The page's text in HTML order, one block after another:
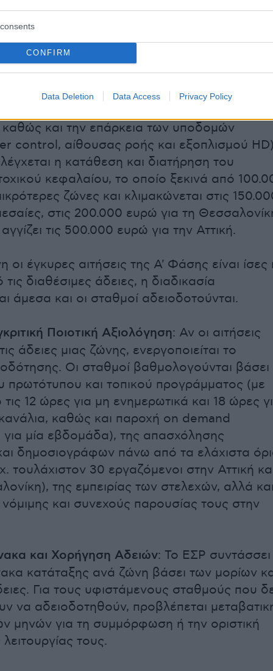
CONFIRM
Data Deletion Data Access Privacy Policy
του καναλιού στο τηλεκοντρόλ.
Προϋποθέσεων (Κριτήρια "On/Off"):Οι
ως προς τη νομική μορφή των
Επιχειρήσεις), την πλήρη διαφάνεια της
μετοχών μέχρι φυσικού
καθώς και την επάρκεια των υποδομών
control, αίθουσας ροής και εξοπλισμού
η κατάθεση και διατήρηση του
κεφαλαίου, το οποίο ξεκινά από
ζώνες και κλιμακώνεται στις
στις 200.000 ευρώ για τη
τις 500.000 ευρώ για την Αττική.
οι έγκυρες αιτήσεις της Α' Φάσης είναι ίσες
διαθέσιμες άδειες, η διαδικασία
άμεσα και οι σταθμοί αδειοδοτούνται.
Ποιοτική Αξιολόγηση: Αν οι αιτήσεις
άδειες μιας ζώνης, ενεργοποιείται το
Οι σταθμοί βαθμολογούνται βάσει
πρωτότυπου και τοπικού προγράμματος (με
τις 12 ώρες για μη ενημερωτικά και 18 ώρες
καθώς και παροχή on demand
για μία εβδομάδα), της απασχόλησης
δημοσιογράφων πάνω από τα ελάχιστα
τουλάχιστον 30 εργαζόμενοι στην Αττική
της εμπειρίας των στελεχών, αλλά και
και συνεχούς παρουσίας τους στην
και Χορήγηση Αδειών: Το ΕΣΡ συντάσσει
κατάταξης ανά ζώνη βάσει των μορίων
Για τους υφιστάμενους σταθμούς που
να αδειοδοτηθούν, προβλέπεται
μηνών για τη συμμόρφωση ή την οριστική
τους.